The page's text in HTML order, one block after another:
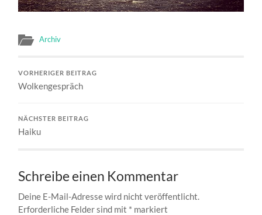
Archiv
VORHERIGER BEITRAG
Wolkengespräch
NÄCHSTER BEITRAG
Haiku
Schreibe einen Kommentar
Deine E-Mail-Adresse wird nicht veröffentlicht.
Erforderliche Felder sind mit * markiert